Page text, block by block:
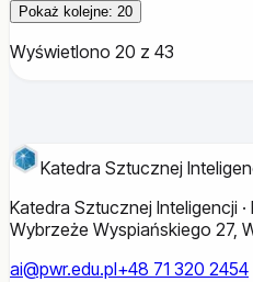
Pokaż kolejne: 20
Wyświetlono 20 z 43
Katedra Sztucznej
Katedra Sztucznej Inteligencji
Wybrzeże Wyspiańskiego 27,
ai@pwr.edu.pl+48 71 320 2454